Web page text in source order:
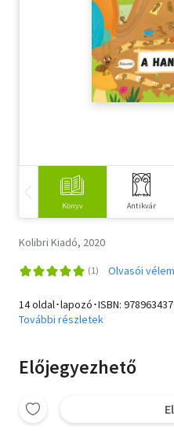
Szótár, nyelvkönyv
Tankönyv, segédkönyv
Természettudomány
Történelem
Könyv Antikvár
Kolibri Kiadó, 2020
Olvasói
14 oldal･lapozó･ISBN:
További részletek
Előjegyezhető